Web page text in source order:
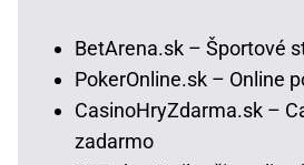
BetArena.sk – Športové
PokerOnline.sk – Online
CasinoHryZdarma.sk –
zadarmo